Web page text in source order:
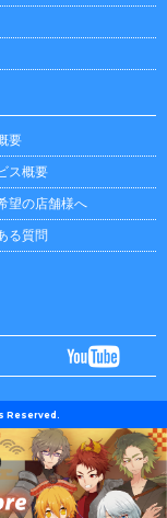
要
ス概要
望の店舗様へ
る質問
Reserved.